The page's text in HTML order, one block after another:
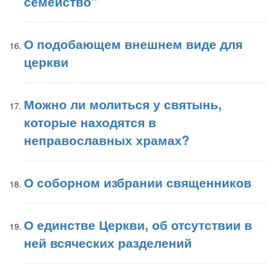
О подобающем внешнем виде для
церкви
Можно ли молиться у святынь,
которые находятся в
неправославных храмах?
О соборном избрании священников
О единстве Церкви, об отсутствии в
ней всяческих разделений